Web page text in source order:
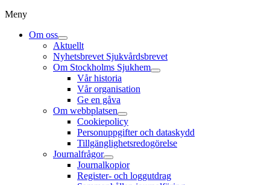
Meny
Om oss
Aktuellt
Nyhetsbrevet Sjukvårdsbrevet
Om Stockholms Sjukhem
Vår historia
Vår organisation
Ge en gåva
Om webbplatsen
Cookiepolicy
Personuppgifter och dataskydd
Tillgänglighetsredogörelse
Journalfrågor
Journalkopior
Register- och loggutdrag